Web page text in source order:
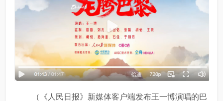
（《人民日报》新媒体客户端发布王一博演唱的巴